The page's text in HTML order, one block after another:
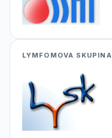
LYMFOMOVA SKUPINA